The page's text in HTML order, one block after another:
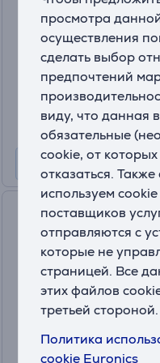
просмотра
осуществления
сделать выбор
предпочтений
виду, что данная
обязательные
cookie, от
отказаться.
используем
поставщиков
отправляются с
которые не
страницей. Все
этих файлов
третьей стороной.
Политика
cookie Euronics